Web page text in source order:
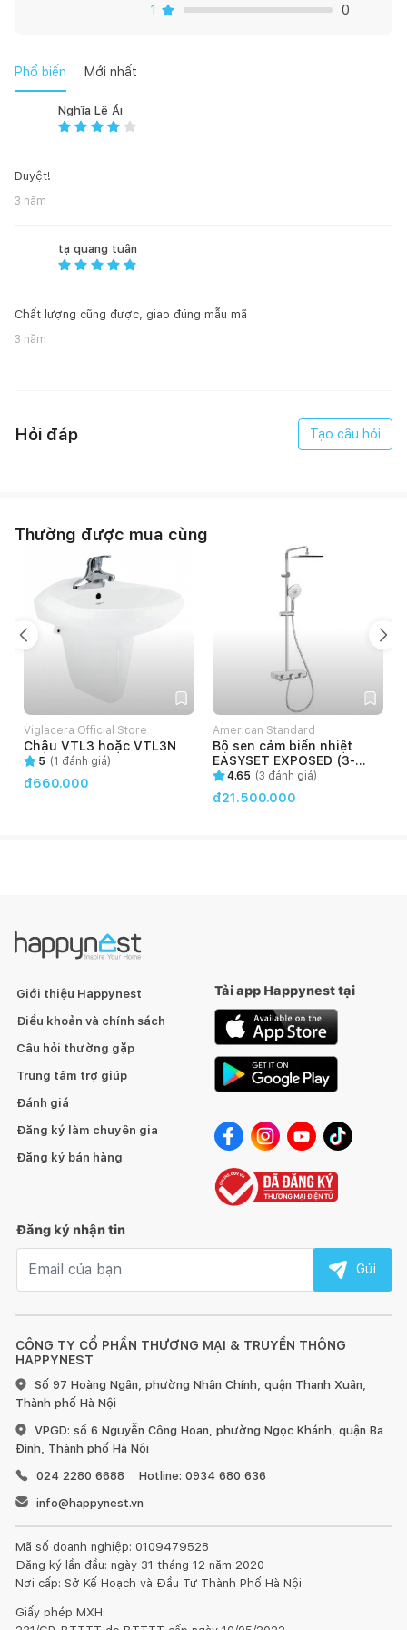
cải tiến vượt trội về công nghệ hiện đại của dòng sản phẩm
Với phong cách Cosmopolitan sang trọng và đường nét lịch
lãm, bàn cầu thông minh đã hoàn toàn thuyết phục người dùng
bởi các tính năng cao cấp, đáng tin cậy và thấu hiểu mọi nhu
cầu.
Két nước âm giúp giảm tiếng ồn, xả nước cảm ứng hạn chế
việc tiếp xúc với các thiết bị vệ sinh, các chế độ phun rửa điện
tử linh hoạt theo tùy chọn, tính năng sấy khô bằng khí ấm đem
đến sự thoải mái trong quá trình sử dụng,...
Thông tin chi tiết về bàn cầu thông minh G-Smart
Bàn cầu điện tử kèm két nước cảm ứng đặt sàn
Mặt kính trắng hoặc đen
Công nghệ xả thẳng washdown 4.5L/3L
Phun rửa tự động, đầu phun kim loại kháng khuẩn
Hút khử mùi tự động
Kích thước: 698 x 480 x 1000mm (Dài x Rộng x Cao)
Bảo hành trên 12 năm cho phần sứ & trên 2 năm cho phụ
kiện kể từ ngày sản xuất
1
0
Phổ biến Mới nhất
Nghĩa Lê Ái
Duyệt!
3 năm
tạ quang tuân
Chất lượng cũng được, giao đúng mẫu mã
3 năm
Hỏi đáp Tạo câu hỏi
Thường được mua cùng
Viglacera Official Store
Chậu VTL3 hoặc VTL3N
5 (1 đánh giá)
đ660.000
American Standard
Bộ sen cảm biến nhiệt
EASYSET EXPOSED (3-
WAY)
4.65 (3 đánh giá)
đ21.500.000
CÔNG TY CỔ PHẦN THƯƠNG MẠI & TRUYỀN THÔNG
HAPPYNEST
Số 97 Hoàng Ngân, phường Nhân Chính, quận Thanh Xuân,
Thành phố Hà Nội
VPGD: số 6 Nguyễn Công Hoan, phường Ngọc Khánh, quận Ba
Đình, Thành phố Hà Nội
024 2280 6688
Hotline: 0934 680 636
info@happynest.vn
Mã số doanh nghiệp: 0109479528
Đăng ký lần đầu: ngày 31 tháng 12 năm 2020
Nơi cấp: Sở Kế Hoạch và Đầu Tư Thành Phố Hà Nội
Giấy phép MXH:
Giới thiệu Happynest
Điều khoản và chính sách
Câu hỏi thường gặp
Trung tâm trợ giúp
Đánh giá
Đăng ký làm chuyên gia
Đăng ký bán hàng
Tải app Happynest tại
Đăng ký nhận tin
Gửi